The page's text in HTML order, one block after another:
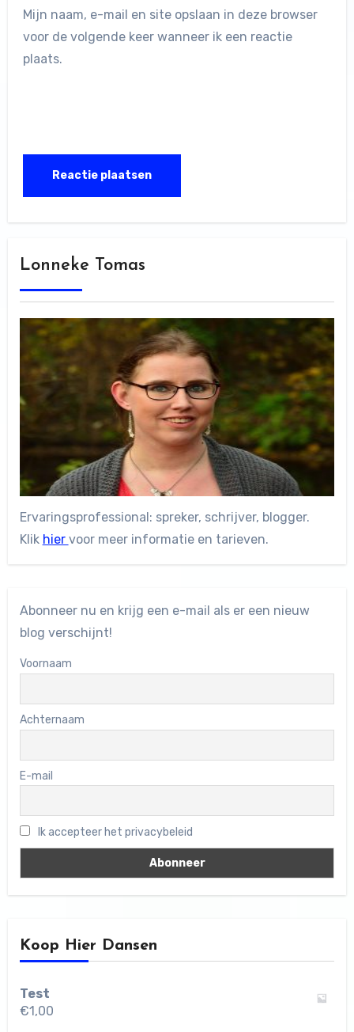
Mijn naam, e-mail en site opslaan in deze browser
voor de volgende keer wanneer ik een reactie
plaats.
Lonneke Tomas
Ervaringsprofessional: spreker, schrijver, blogger.
Klik hier voor meer informatie en tarieven.
Abonneer nu en krijg een e-mail als er een nieuw
blog verschijnt!
Voornaam
Achternaam
E-mail
Ik accepteer het privacybeleid
Koop Hier Dansen
Test
€1,00